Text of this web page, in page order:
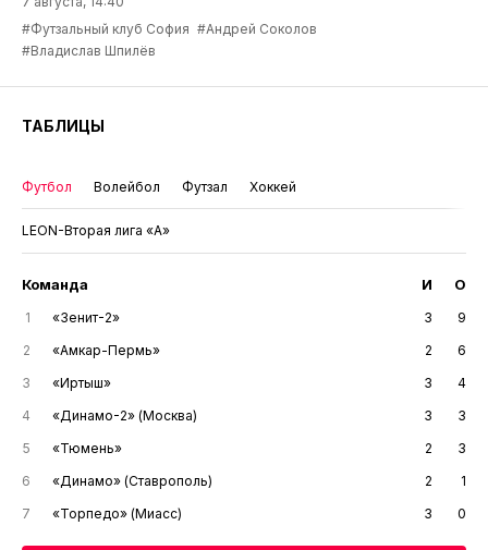
#Футзальный клуб София #Андрей Соколов
#Владислав Шпилёв
ТАБЛИЦЫ
Футбол Волейбол Футзал Хоккей
LEON-Вторая лига «А»
Команда И О
1 «Зенит-2» 3
9
2
«Амкар-Пермь» 2
6
3
«Иртыш» 3
4
4
«Динамо-2» (Москва) 3
3
5
«Тюмень» 2
3
6
«Динамо» (Ставрополь) 2
1
7
«Торпедо» (Миасс) 3 0